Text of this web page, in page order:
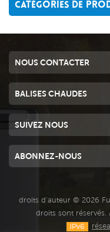
CATÉGORIES DE
NOUS CONTACTER
BALISES CHAUDES
SUIVEZ NOUS
ABONNEZ-NOUS
droits d'auteur © 2026
droits sont réservés.